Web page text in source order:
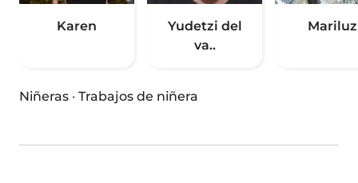
Karen
Yudetzi del
va..
Mariluz
Niñeras · Trabajos de niñera